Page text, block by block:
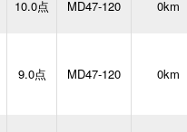
10.0点 MD47-120 0km
9.0点 MD47-120 0km